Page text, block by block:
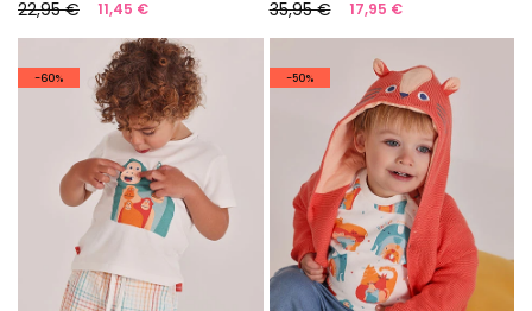
22,95 €
11,45 €
35,95 €
17,95 €
-60% -50%